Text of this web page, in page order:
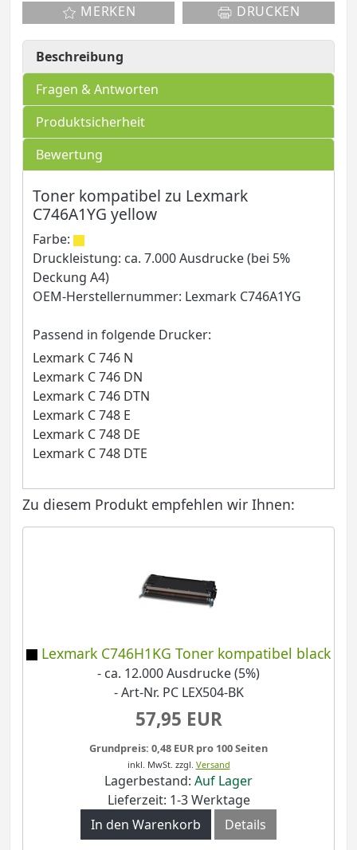
MERKEN DRUCKEN
Beschreibung
Fragen & Antworten
Produktsicherheit
Bewertung
Toner kompatibel zu Lexmark
C746A1YG yellow
Farbe:
Druckleistung: ca. 7.000 Ausdrucke (bei 5%
Deckung A4)
OEM-Herstellernummer: Lexmark C746A1YG
Passend in folgende Drucker:
Lexmark C 746 N
Lexmark C 746 DN
Lexmark C 746 DTN
Lexmark C 748 E
Lexmark C 748 DE
Lexmark C 748 DTE
Zu diesem Produkt empfehlen wir Ihnen:
Lexmark C746H1KG Toner kompatibel black
- ca. 12.000 Ausdrucke (5%)
- Art-Nr. PC LEX504-BK
57,95 EUR
Grundpreis: 0,48 EUR pro 100 Seiten
inkl. MwSt. zzgl. Versand
Lagerbestand: Auf Lager
Lieferzeit: 1-3 Werktage
In den Warenkorb
Details